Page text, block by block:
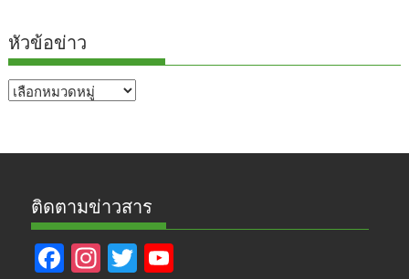
หัวข้อข่าว
หัวข้อ
ติดตามข่าวสาร
F In T